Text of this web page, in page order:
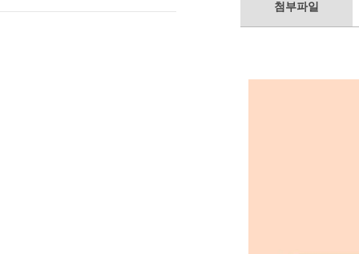
첨부파일